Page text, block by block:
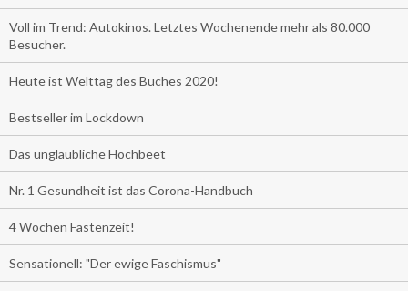
Voll im Trend: Autokinos. Letztes Wochenende mehr als 80.000
Besucher.
Heute ist Welttag des Buches 2020!
Bestseller im Lockdown
Das unglaubliche Hochbeet
Nr. 1 Gesundheit ist das Corona-Handbuch
4 Wochen Fastenzeit!
Sensationell: "Der ewige Faschismus"